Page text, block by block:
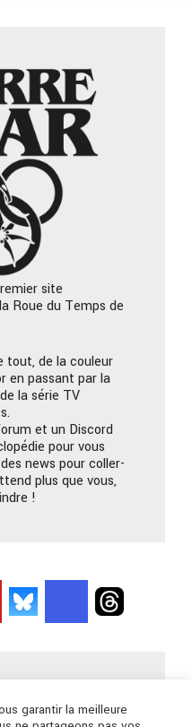
site
Roue du Temps de
tout, de la couleur
en passant par la
la série TV
et un Discord
pour vous
news pour coller-
plus que vous,
!
garantir la meilleure